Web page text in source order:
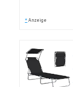
* Anzeige